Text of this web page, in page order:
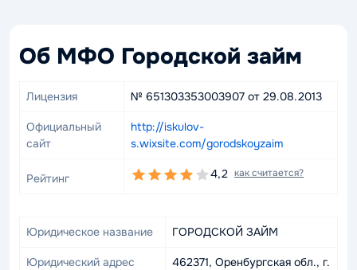
Об МФО Городской займ
Лицензия № 651303353003907 от 29.08.2013
Официальный
сайт
http://iskulov-
s.wixsite.com/gorodskoyzaim
Рейтинг 4,2 как считается?
Юридическое название ГОРОДСКОЙ ЗАЙМ
Юридический адрес
462371, Оренбургская обл., г.